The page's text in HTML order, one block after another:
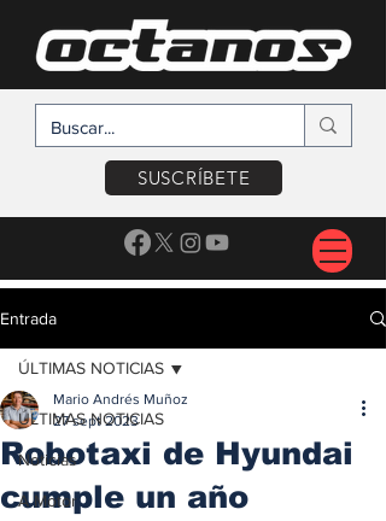
SUSCRÍBETE
Entrada
ÚLTIMAS NOTICIAS
Noticias
A Motor
ÚLTIMAS NOTICIAS
Robotaxi de Hyundai
cumple un año
Mario Andrés Muñoz
27 sept 2023